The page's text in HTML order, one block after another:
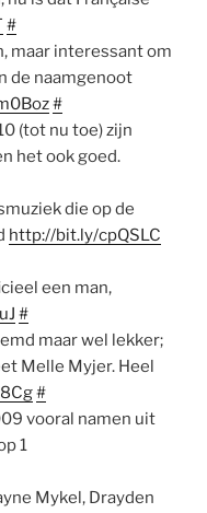
#
maar interessant om
de naamgenoot
#
(tot nu toe) zijn
het ook goed.
die op de
http://bit.ly/cpQSLC
een man,
#
maar wel lekker;
Melle Myjer. Heel
#
vooral namen uit
1
Mykel, Drayden